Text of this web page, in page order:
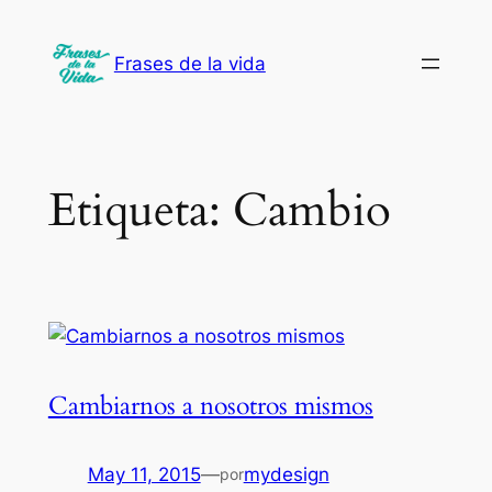
contenido
Frases de la vida
Etiqueta: Cambio
Cambiarnos a nosotros mismos
May 11, 2015—pormydesign